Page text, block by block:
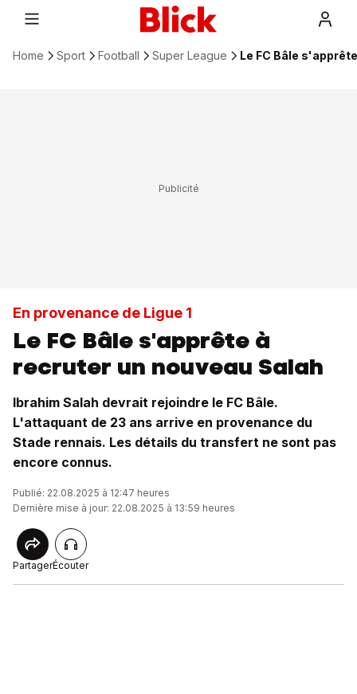
Home Sport Football Super League Le FC Bâle
En provenance de Ligue 1
Le FC Bâle s'apprête à
recruter un nouveau Salah
Ibrahim Salah devrait rejoindre le FC Bâle.
L'attaquant de 23 ans arrive en provenance du
Stade rennais. Les détails du transfert ne sont pas
encore connus.
Publié: 22.08.2025 à 12:47 heures
Dernière mise à jour: 22.08.2025 à 13:59 heures
PartagerÉcouter